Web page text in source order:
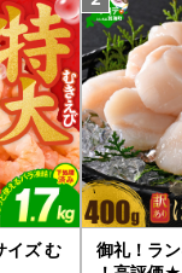
イズ む
御礼！ラ